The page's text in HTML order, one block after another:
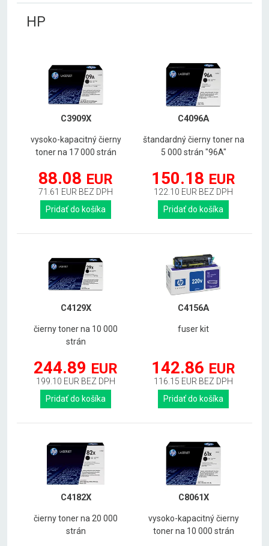
HP
C3909X
vysoko-kapacitný čierny
toner na 17 000 strán
88.08 EUR
71.61 EUR BEZ DPH
Pridať do košíka
C4096A
štandardný čierny toner na
5 000 strán "96A"
150.18 EUR
122.10 EUR BEZ DPH
Pridať do košíka
C4129X
čierny toner na 10 000
strán
244.89 EUR
199.10 EUR BEZ DPH
Pridať do košíka
C4156A
fuser kit
142.86 EUR
116.15 EUR BEZ DPH
Pridať do košíka
C4182X
čierny toner na 20 000
strán
C8061X
vysoko-kapacitný čierny
toner na 10 000 strán